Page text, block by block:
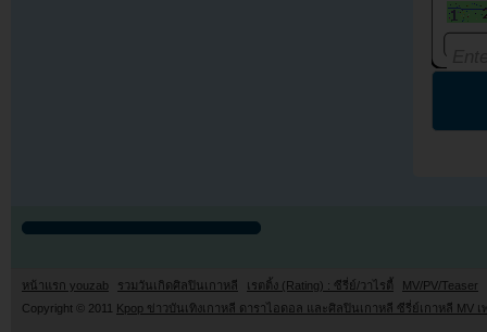
หน้าแรก youzab รวมวันเกิดศิลปินเกาหลี เรตติ้ง (Rating) : ซีรี่ย์/วาไรตี้
MV/PV/Teaser
Copyright © 2011
Kpop ข่าวบันเทิงเกาหลี ดาราไอดอล และศิลปินเกาหลี ซีรี่ย์เกาหลี MV